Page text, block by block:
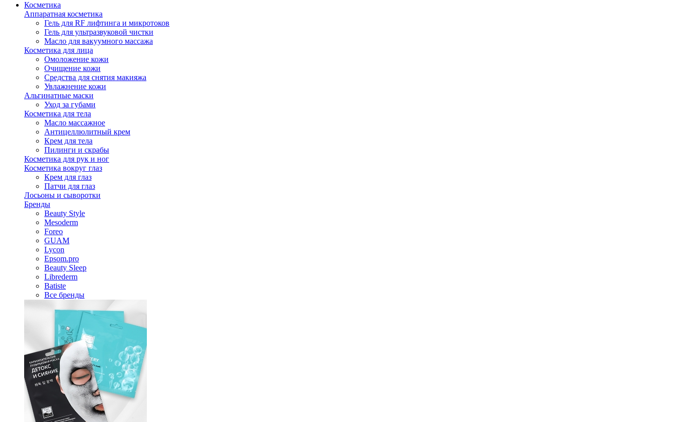
Косметика
Аппаратная косметика
Гель для RF лифтинга и микротоков
Гель для ультразвуковой чистки
Масло для вакуумного массажа
Косметика для лица
Омоложение кожи
Очищение кожи
Средства для снятия макияжа
Увлажнение кожи
Альгинатные маски
Уход за губами
Косметика для тела
Масло массажное
Антицеллюлитный крем
Крем для тела
Пилинги и скрабы
Косметика для рук и ног
Косметика вокруг глаз
Крем для глаз
Патчи для глаз
Лосьоны и сыворотки
Бренды
Beauty Style
Mesoderm
Foreo
GUAM
Lycon
Epsom.pro
Beauty Sleep
Librederm
Batiste
Все бренды